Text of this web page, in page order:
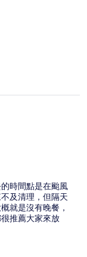
時間點是在颱風
及清理，但隔天
就是沒有晚餐，
推薦大家來放